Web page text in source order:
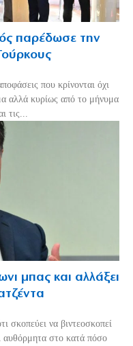
παρέδωσε την
που κρίνονται όχι
αλλά κυρίως από το μήνυμα
τις...
μπας και αλλάξει
σκοπεύει να βιντεοσκοπεί
αυθόρμητα στο κατά πόσο